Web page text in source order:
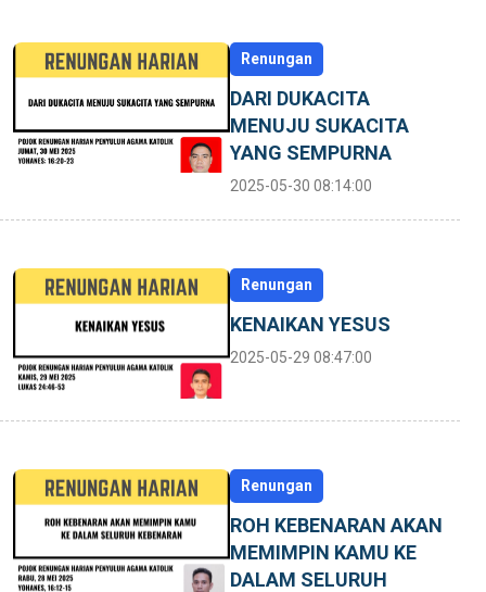
Renungan
DARI DUKACITA
MENUJU SUKACITA
YANG SEMPURNA
2025-05-30 08:14:00
Renungan
KENAIKAN YESUS
2025-05-29 08:47:00
Renungan
ROH KEBENARAN AKAN
MEMIMPIN KAMU KE
DALAM SELURUH